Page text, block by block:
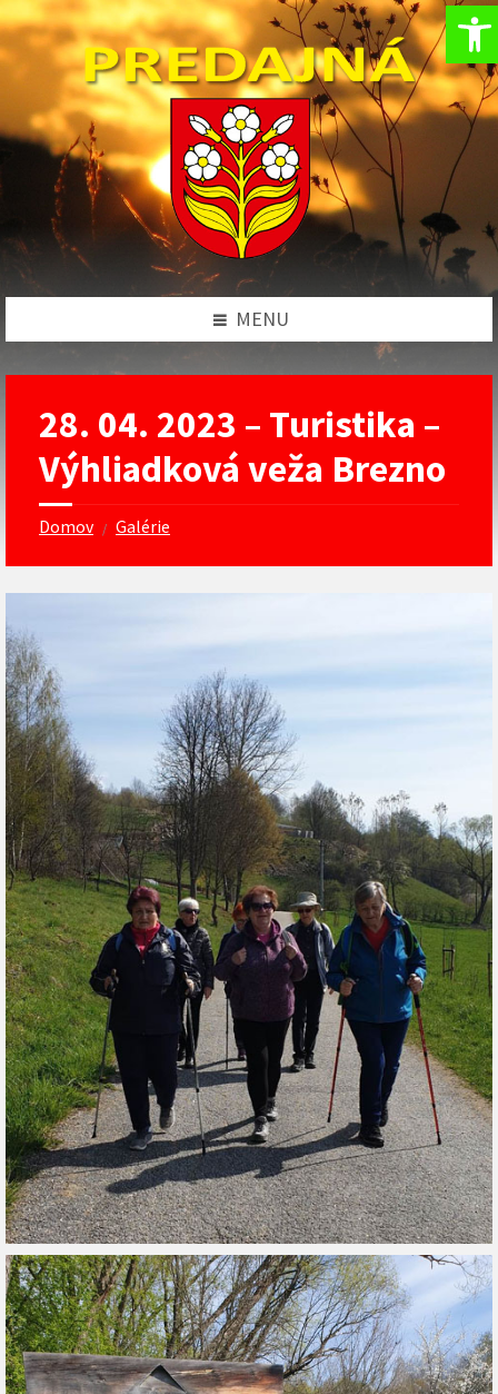
Preskočiť
na
obsah
Preskočiť
na
ľavý
Preskočiť
na
pätičku
MENU
28. 04. 2023 – Turistika –
Výhliadková veža Brezno
Domov / Galérie